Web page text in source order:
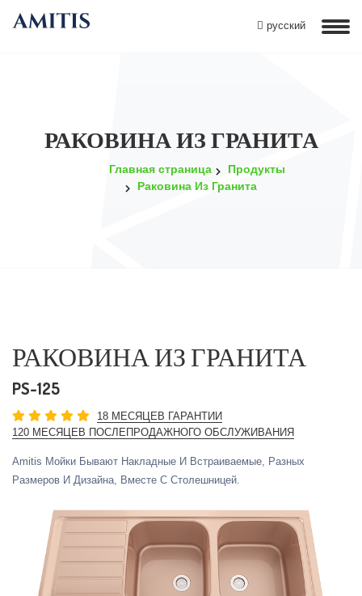
русский
РАКОВИНА ИЗ ГРАНИТА
Главная страница
Продукты
Раковина Из Гранита
РАКОВИНА ИЗ ГРАНИТА
PS-125
18 МЕСЯЦЕВ ГАРАНТИИ
120 МЕСЯЦЕВ ПОСЛЕПРОДАЖНОГО ОБСЛУЖИВАНИЯ
Amitis Мойки Бывают Накладные И Встраиваемые, Разных
Размеров И Дизайна, Вместе С Столешницей.